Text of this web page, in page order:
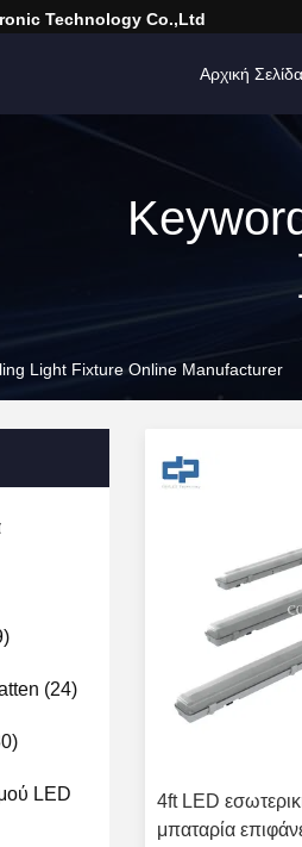
Technology Co.,ltd
Αρχική Σελίδα
Light Fixture Online Manufacturer
(24)
LED
4ft LED
μπαταρία